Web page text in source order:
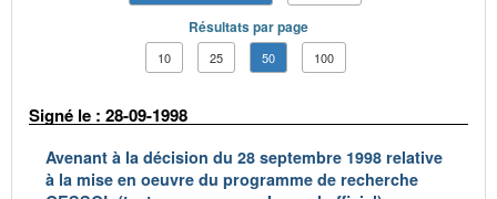
Résultats par page
10 25 50 100
Signé le : 28-09-1998
Avenant à la décision du 28 septembre 1998 relative
à la mise en oeuvre du programme de recherche